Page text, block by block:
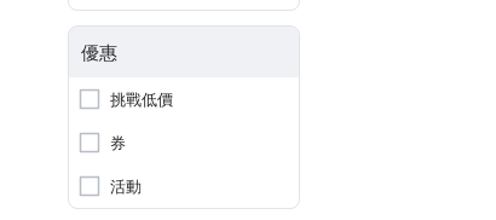
優惠
挑戰低價
券
活動